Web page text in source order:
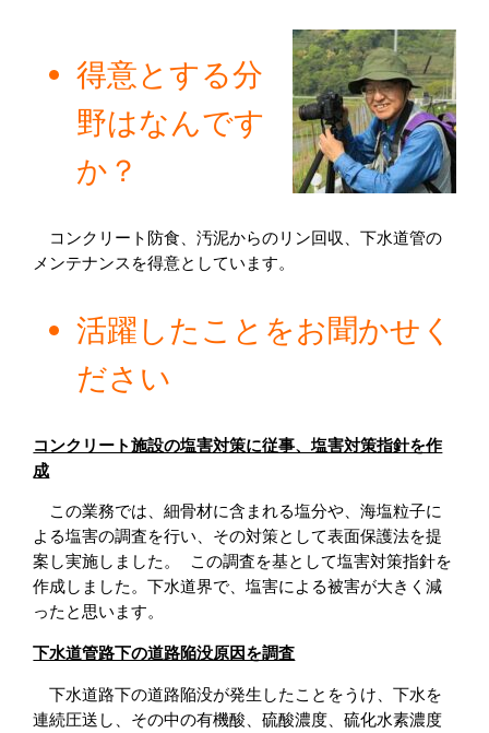
得意とする分
野はなんです
か？
コンクリート防食、汚泥からのリン回収、下水道管の
メンテナンスを得意としています。
活躍したことをお聞かせく
ださい
コンクリート施設の塩害対策に従事、塩害対策指針を作
成
この業務では、細骨材に含まれる塩分や、海塩粒子に
よる塩害の調査を行い、その対策として表面保護法を提
案し実施しました。 この調査を基として塩害対策指針を
作成しました。下水道界で、塩害による被害が大きく減
下水道管路下の道路陥没原因を調査
下水道路下の道路陥没が発生したことをうけ、下水を
連続圧送し、その中の有機酸、硫酸濃度、硫化水素濃度